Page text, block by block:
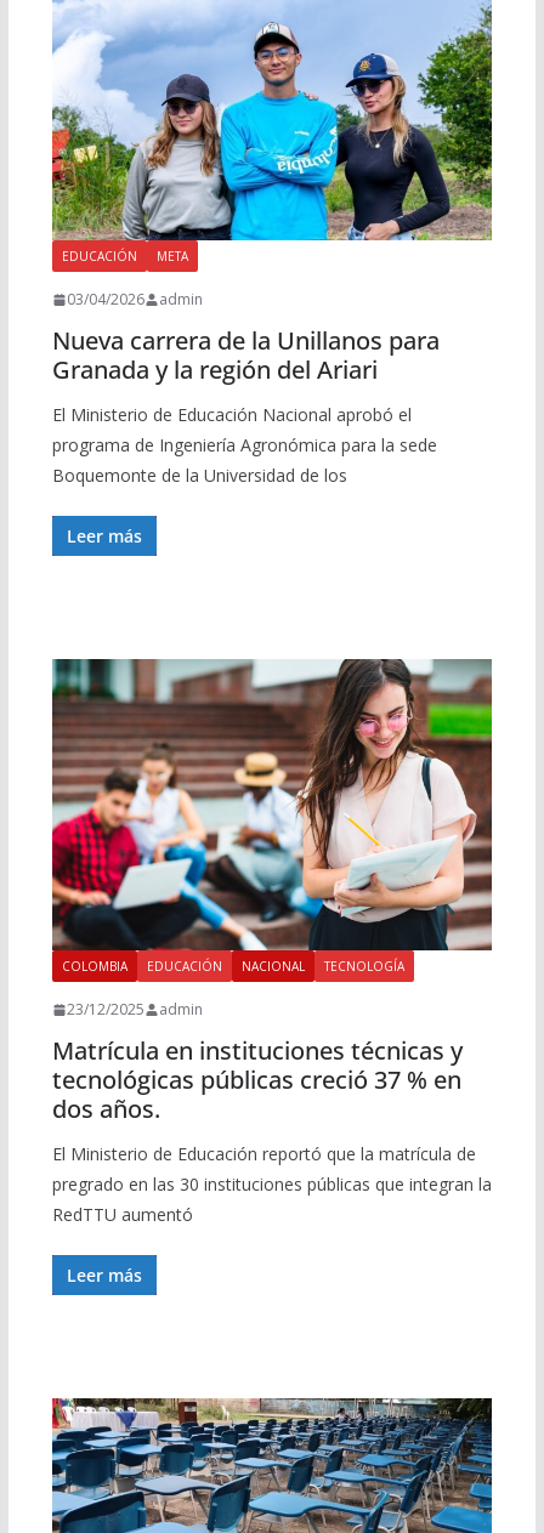
EDUCACIÓN META
03/04/2026 admin
Nueva carrera de la Unillanos para
Granada y la región del Ariari
El Ministerio de Educación Nacional aprobó el
programa de Ingeniería Agronómica para la sede
Boquemonte de la Universidad de los
Leer más
COLOMBIA EDUCACIÓN NACIONAL TECNOLOGÍA
23/12/2025 admin
Matrícula en instituciones técnicas y
tecnológicas públicas creció 37 % en
dos años.
El Ministerio de Educación reportó que la matrícula de
pregrado en las 30 instituciones públicas que integran la
RedTTU aumentó
Leer más